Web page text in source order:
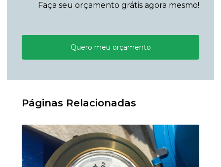
Faça seu orçamento grátis agora mesmo!
Quero meu orçamento
Páginas Relacionadas